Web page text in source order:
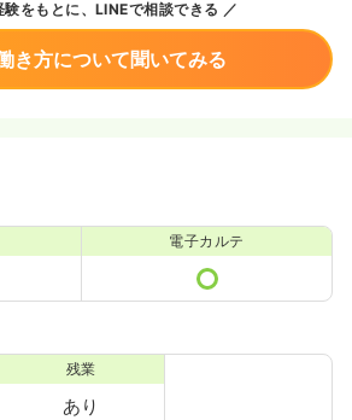
験をもとに、LINEで相談できる
き方について聞いてみる
電子カルテ
残業
あり